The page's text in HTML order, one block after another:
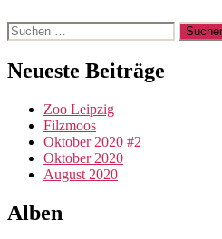
Suchen
nach:
Neueste Beiträge
Zoo Leipzig
Filzmoos
Oktober 2020 #2
Oktober 2020
August 2020
Alben